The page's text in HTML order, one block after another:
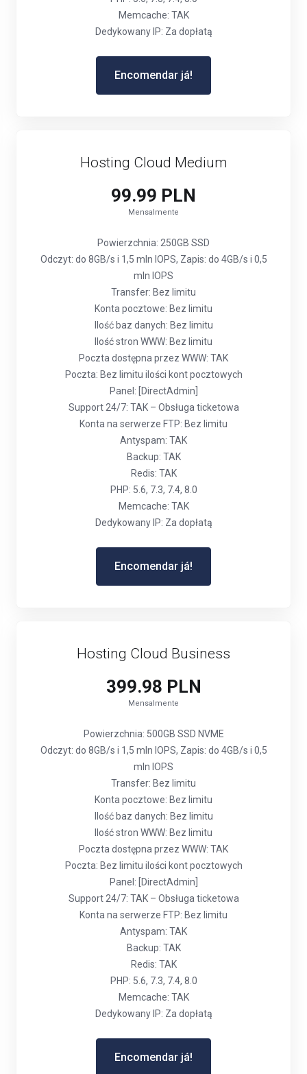
Memcache: TAK
Dedykowany IP: Za dopłatą
Encomendar já!
Hosting Cloud Medium
99.99 PLN
Mensalmente
Powierzchnia: 250GB SSD
Odczyt: do 8GB/s i 1,5 mln IOPS, Zapis: do 4GB/s i 0,5
mln IOPS
Transfer: Bez limitu
Konta pocztowe: Bez limitu
Ilość baz danych: Bez limitu
Ilość stron WWW: Bez limitu
Poczta dostępna przez WWW: TAK
Poczta: Bez limitu ilości kont pocztowych
Panel: [DirectAdmin]
Support 24/7: TAK – Obsługa ticketowa
Konta na serwerze FTP: Bez limitu
Antyspam: TAK
Backup: TAK
Redis: TAK
PHP: 5.6, 7.3, 7.4, 8.0
Memcache: TAK
Dedykowany IP: Za dopłatą
Encomendar já!
Hosting Cloud Business
399.98 PLN
Mensalmente
Powierzchnia: 500GB SSD NVME
Odczyt: do 8GB/s i 1,5 mln IOPS, Zapis: do 4GB/s i 0,5
mln IOPS
Transfer: Bez limitu
Konta pocztowe: Bez limitu
Ilość baz danych: Bez limitu
Ilość stron WWW: Bez limitu
Poczta dostępna przez WWW: TAK
Poczta: Bez limitu ilości kont pocztowych
Panel: [DirectAdmin]
Support 24/7: TAK – Obsługa ticketowa
Konta na serwerze FTP: Bez limitu
Antyspam: TAK
Backup: TAK
Redis: TAK
PHP: 5.6, 7.3, 7.4, 8.0
Memcache: TAK
Dedykowany IP: Za dopłatą
Encomendar já!